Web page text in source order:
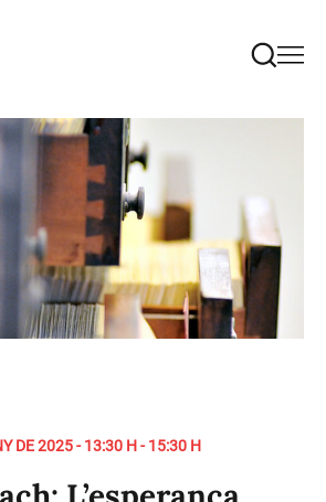
DE 2025 - 13:30 H - 15:30 H